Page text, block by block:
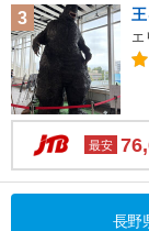
3
エ
最安
長野